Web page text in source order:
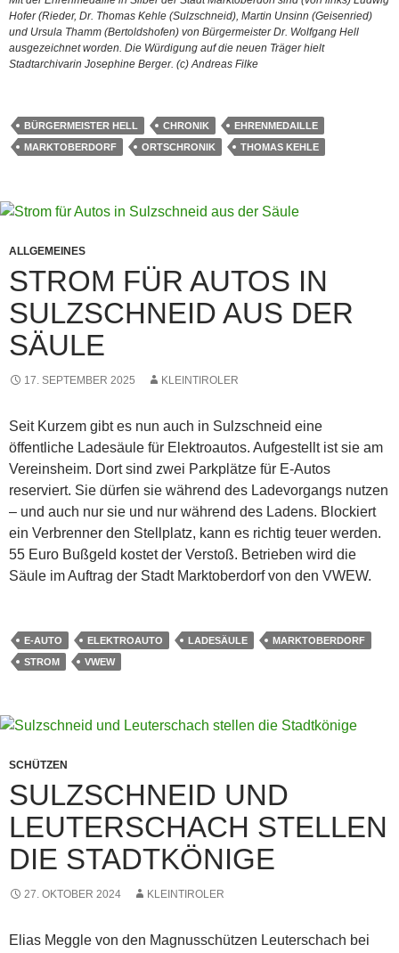
Hofer (Rieder, Dr. Thomas Kehle (Sulzschneid), Martin Unsinn (Geisenried)
und Ursula Thamm (Bertoldshofen) von Bürgermeister Dr. Wolfgang Hell
ausgezeichnet worden. Die Würdigung auf die neuen Träger hielt
Stadtarchivarin Josephine Berger. (c) Andreas Filke
BÜRGERMEISTER HELL CHRONIK
EHRENMEDAILLE
MARKTOBERDORF
ORTSCHRONIK THOMAS KEHLE
ALLGEMEINES
STROM FÜR AUTOS IN
SULZSCHNEID AUS DER
SÄULE
17. SEPTEMBER 2025 KLEINTIROLER
Seit Kurzem gibt es nun auch in Sulzschneid eine
öffentliche Ladesäule für Elektroautos. Aufgestellt ist sie am
Vereinsheim. Dort sind zwei Parkplätze für E-Autos
reserviert. Sie dürfen sie während des Ladevorgangs nutzen
– und auch nur sie und nur während des Ladens. Blockiert
ein Verbrenner den Stellplatz, kann es richtig teuer werden.
55 Euro Bußgeld kostet der Verstoß. Betrieben wird die
Säule im Auftrag der Stadt Marktoberdorf von den VWEW.
E-AUTO ELEKTROAUTO LADESÄULE
MARKTOBERDORF
STROM
VWEW
SCHÜTZEN
SULZSCHNEID UND
LEUTERSCHACH STELLEN
DIE STADTKÖNIGE
27. OKTOBER 2024 KLEINTIROLER
Elias Meggle von den Magnusschützen Leuterschach bei